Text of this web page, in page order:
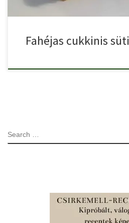
Fahéjas cukkinis süti
SEARCH